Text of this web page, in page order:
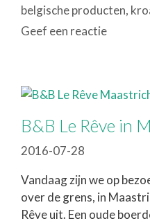
Tags
belgische producten,
Geef een reactie
B&B Le Rêve in
2016-07-28
Vandaag zijn we op
over de grens, in
Rêve uit. Een oude